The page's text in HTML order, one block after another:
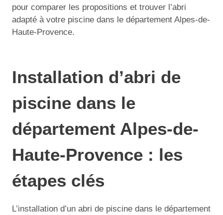
pour comparer les propositions et trouver l’abri
adapté à votre piscine dans le département Alpes-de-
Haute-Provence.
Installation d’abri de
piscine dans le
département Alpes-de-
Haute-Provence : les
étapes clés
L’installation d’un abri de piscine dans le département